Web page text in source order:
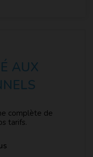
AUX
complète de
tarifs.